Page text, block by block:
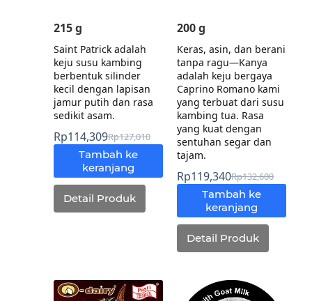
215 g
Saint Patrick adalah
keju susu kambing
berbentuk silinder
kecil dengan lapisan
jamur putih dan rasa
sedikit asam.
Rp127,010
Rp114,309
Tambah ke
keranjang
Detail Produk
200 g
Keras, asin, dan berani
tanpa ragu—Kanya
adalah keju bergaya
Caprino Romano kami
yang terbuat dari susu
kambing tua. Rasa
yang kuat dengan
sentuhan segar dan
tajam.
Rp132,600
Rp119,340
Tambah ke
keranjang
Detail Produk